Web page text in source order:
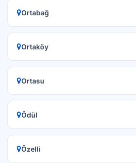
Ortabağ
Ortaköy
Ortasu
Ödül
Özelli